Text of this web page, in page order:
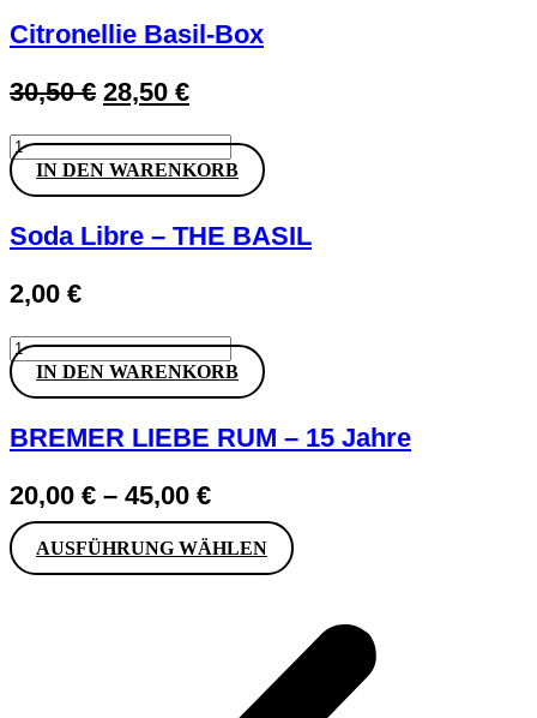
Citronellie Basil-Box
30,50€ Ursprünglicher
war:
30,50 €
28,50 €Aktueller
ist:
28,50 €.
Citronellie
Basil-
Box
IN DEN WARENKORB
Soda Libre – THE BASIL
2,00 €
Soda
Libre
-
BASIL
Menge
IN DEN WARENKORB
BREMER LIEBE RUM – 15 Jahre
20,00 € – 45,00 €
AUSFÜHRUNG WÄHLEN
Dieses
Varianten
auf.
Optionen